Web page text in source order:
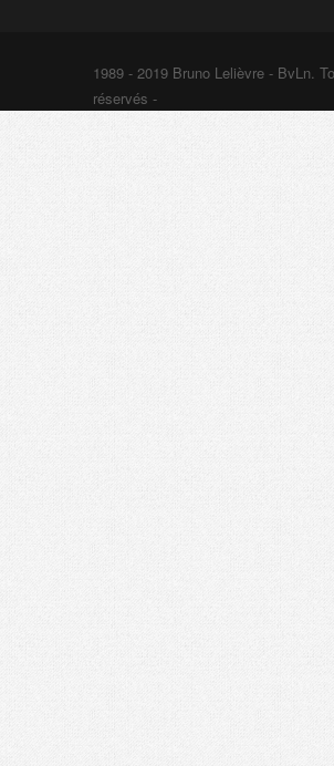
1989 - 2019 Bruno Lelièvre - BvLn.
réservés -